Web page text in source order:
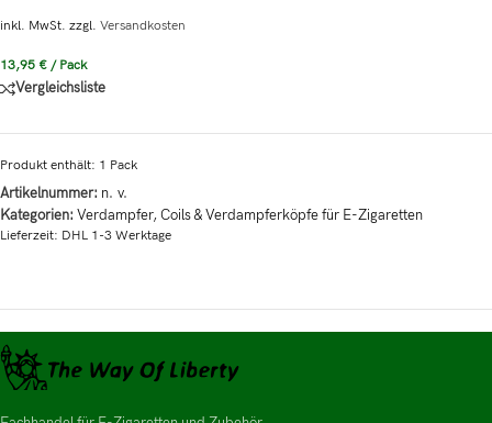
inkl. MwSt. zzgl. Versandkosten
13,95 € / Pack
Vergleichsliste
Produkt enthält: 1 Pack
Artikelnummer: n. v.
Kategorien: Verdampfer,Coils & Verdampferköpfe für E-Zigaretten
Lieferzeit: DHL 1-3 Werktage